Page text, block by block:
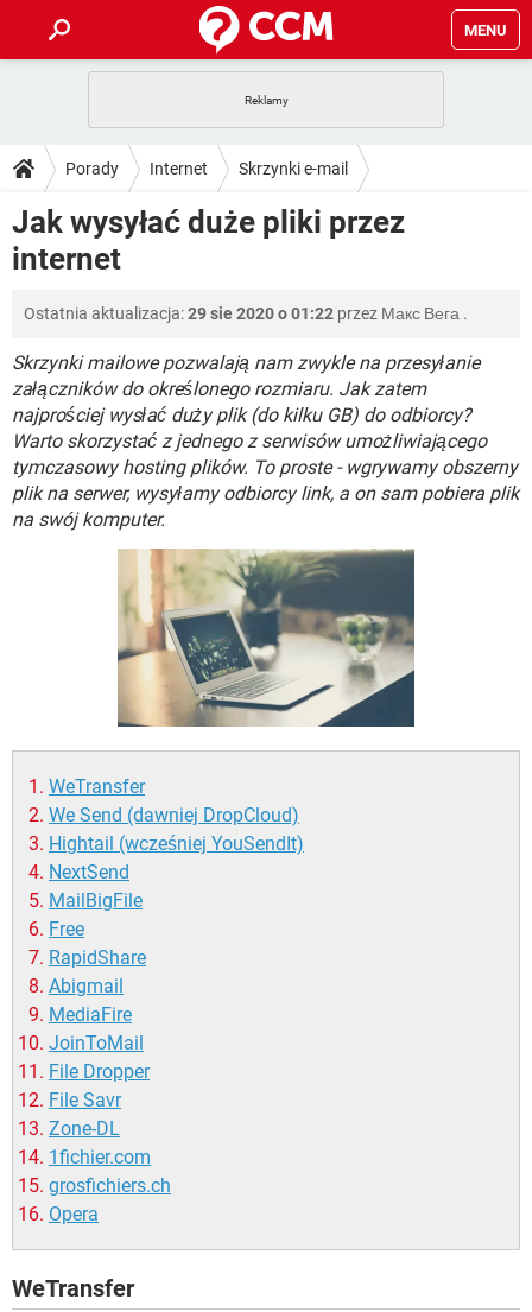
MENU
GRY WHATSAPP
SPOTIFY NETFLIX
INSTAGRAM
PORADY
PlayStation
GRY WHATSAPP
INSTAGRAM FACEBOOK
WINDOWS 10
DO POBRANIA
ANDROID
INSTAGRAM FACEBOOK
WINDOWS 10
FORUM
COVID-19 TIKTOK
GRY WHATSAPP
SPOTIFY NETFLIX
INSTAGRAM FACEBOOK
WINDOWS 10
COVID-19 TIKTOK
GRY WHATSAPP
NETFLIX
INSTAGRAM FACEBOOK
Porady Internet Skrzynki e-mail
Jak wysyłać duże pliki przez
internet
Ostatnia aktualizacja:29 sie 2020 o 01:22 przez Макс Вега .
Skrzynki mailowe pozwalają nam zwykle na przesyłanie
załączników do określonego rozmiaru. Jak zatem
najprościej wysłać duży plik (do kilku GB) do odbiorcy?
Warto skorzystać z jednego z serwisów umożliwiającego
tymczasowy hosting plików. To proste - wgrywamy obszerny
plik na serwer, wysyłamy odbiorcy link, a on sam pobiera plik
na swój komputer.
WeTransfer
We Send (dawniej DropCloud)
Hightail (wcześniej YouSendIt)
NextSend
MailBigFile
Free
RapidShare
Abigmail
MediaFire
JoinToMail
File Dropper
File Savr
Zone-DL
1fichier.com
grosfichiers.ch
Opera
WeTransfer